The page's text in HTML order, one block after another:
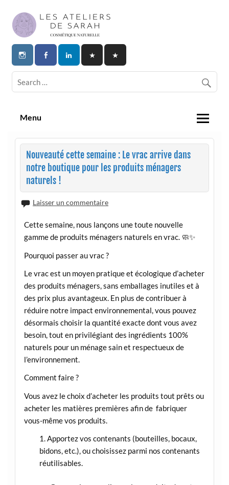
content
Les Ateliers de Sarah | Cosmetique
Naturelle
Menu
Nouveauté cette semaine : Le vrac arrive dans
notre boutique pour les produits ménagers
naturels !
Laisser un commentaire
Cette semaine, nous lançons une toute nouvelle
gamme de produits ménagers naturels en vrac. 🧼✨
Pourquoi passer au vrac ?
Le vrac est un moyen pratique et écologique d’acheter
des produits ménagers, sans emballages inutiles et à
des prix plus avantageux. En plus de contribuer à
réduire notre impact environnemental, vous pouvez
désormais choisir la quantité exacte dont vous avez
besoin, tout en privilégiant des ingrédients 100%
naturels pour un ménage sain et respectueux de
l’environnement.
Comment faire ?
Vous avez le choix d’acheter les produits tout prêts ou
acheter les matières premières afin de fabriquer
vous-même vos produits.
Apportez vos contenants (bouteilles, bocaux,
bidons, etc.), ou choisissez parmi nos contenants
réutilisables.